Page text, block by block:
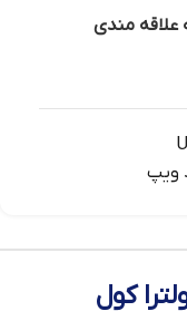
علاقه مندی
ویپ
کول